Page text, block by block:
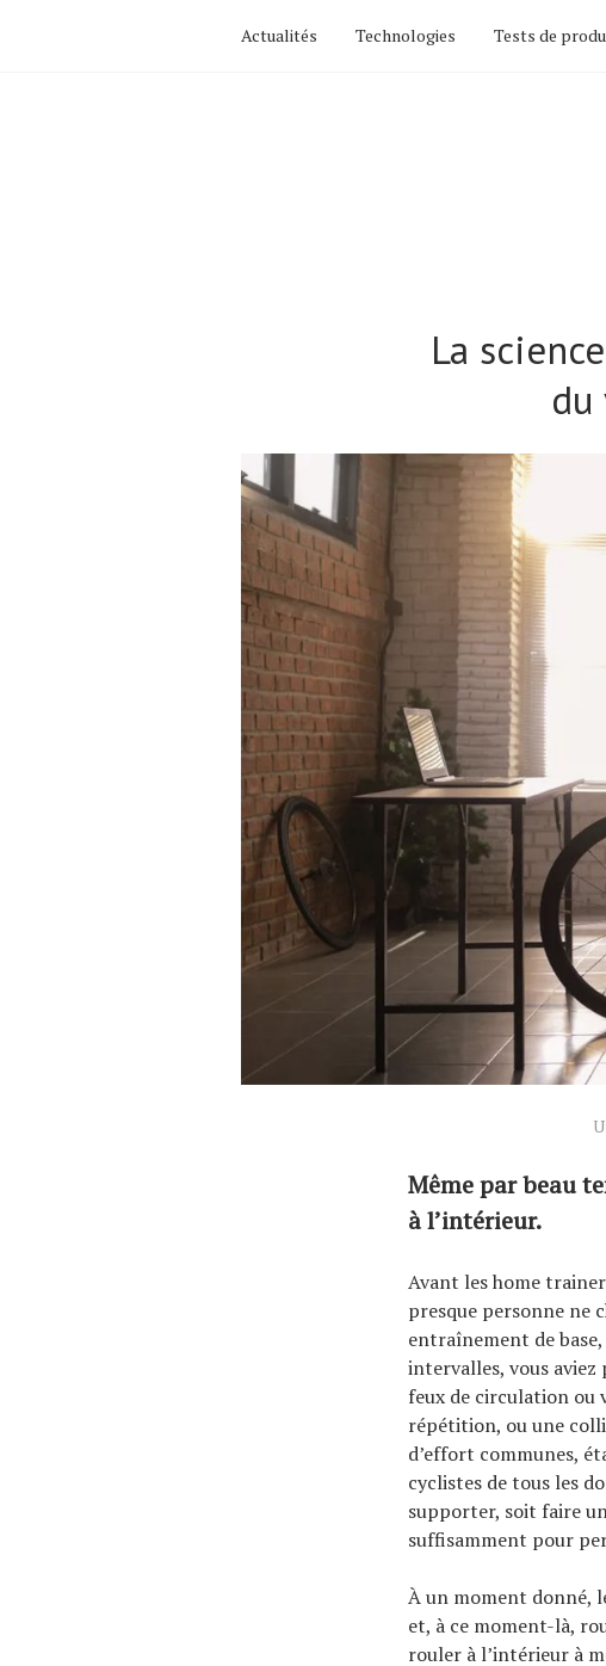
Actualités Technologies Tests de
La
Même par beau
à l’intérieur.
Avant les home
presque personne ne
entraînement de
intervalles, vous
feux de circulation ou
répétition, ou une
d’effort communes,
cyclistes de tous les
supporter, soit faire
suffisamment pour
À un moment donné,
et, à ce moment-là,
rouler à l’intérieur à